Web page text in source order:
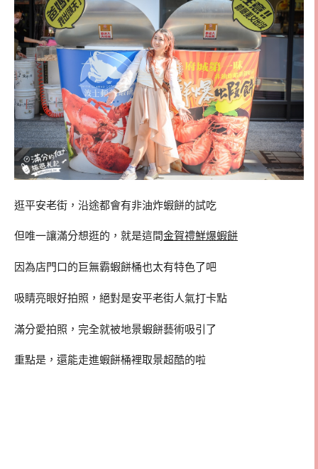
逛平安老街，沿途都會有非油炸蝦餅的試吃
但唯一讓滿分想逛的，就是這間金賀禮鮮爆蝦餅
因為店門口的巨無霸蝦餅桶也太有特色了吧
吸睛亮眼好拍照，絕對是安平老街人氣打卡點
滿分愛拍照，完全就被地景蝦餅藝術吸引了
重點是，還能走進蝦餅桶裡取景超酷的啦